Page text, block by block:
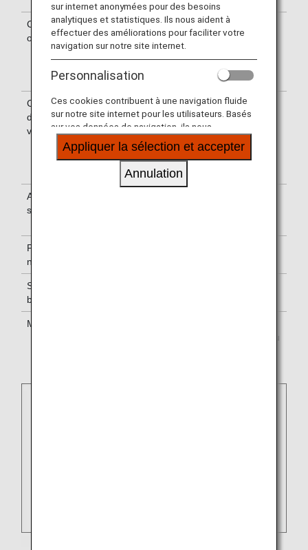
Compagnie
opérant le vol
Certains vols peuvent être assurés par
les partenaires en partage de code de
TAP Portugal, dont Portugália. Les
différer de ceux de TAP Portugal.
Confirmation
du numéro de
vol
Les numéros de vol de TAP Portugal
(TP) figurent sur la carte
d'information à l'aéroport affichent soit
les deux numéros de vol NH et TP, soit
uniquement le numéro de vol TP.
Accès aux
salons
Personnel
navigant
Services à
bord
Miles
ou
sur internet anonymées pour des besoins
analytiques et statistiques. Ils nous aident à
effectuer des améliorations pour faciliter votre
navigation sur notre site internet.
Personnalisation
Ces cookies contribuent à une navigation fluide
sur notre site internet pour les utilisateurs. Basés
sur vos données de navigation, ils nous
permettent de fournir du contenu qui correspond
à vos intérêts personnels à travers nos sites
Appliquer la sélection et accepter
Annulation